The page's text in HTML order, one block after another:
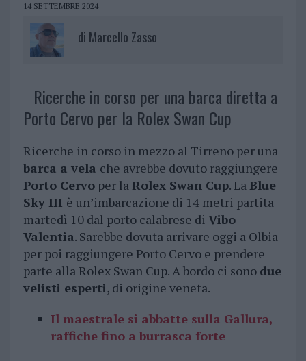
14 SETTEMBRE 2024
di Marcello Zasso
Ricerche in corso per una barca diretta a
Porto Cervo per la Rolex Swan Cup
Ricerche in corso in mezzo al Tirreno per una
barca a vela che avrebbe dovuto raggiungere
Porto Cervoper laRolex Swan Cup. LaBlue
Sky III è un’imbarcazione di 14 metri partita
martedì 10 dal porto calabrese di Vibo
Valentia. Sarebbe dovuta arrivare oggi a Olbia
per poi raggiungere Porto Cervo e prendere
parte alla Rolex Swan Cup. A bordo ci sono due
velisti esperti, di origine veneta.
Il maestrale si abbatte sulla Gallura,
raffiche fino a burrasca forte